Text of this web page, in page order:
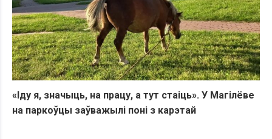
«Іду я, значыць, на працу, а тут стаіць». У Магілёве
на паркоўцы заўважылі поні з карэтай